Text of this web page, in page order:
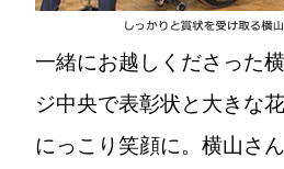
一緒にお越しくださった
ジ中央で表彰状と大きな
にっこり笑顔に。横山さ